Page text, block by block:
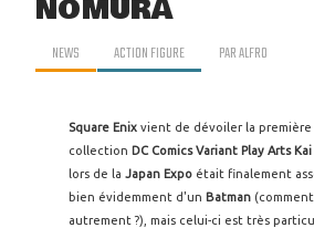
NOMURA
NEWS ACTION FIGURE PARALFRO
Square Enix vient de dévoiler la première
collection DC Comics Variant Play Arts Kai
lors de la Japan Expo était finalement
bien évidemment d'un Batman
autrement ?), mais celui-ci est très